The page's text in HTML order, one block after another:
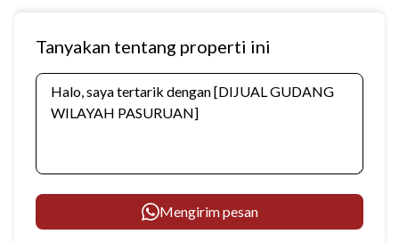
Tanyakan tentang properti ini
Mengirim pesan